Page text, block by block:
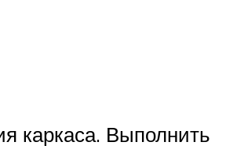
каркаса. Выполнить